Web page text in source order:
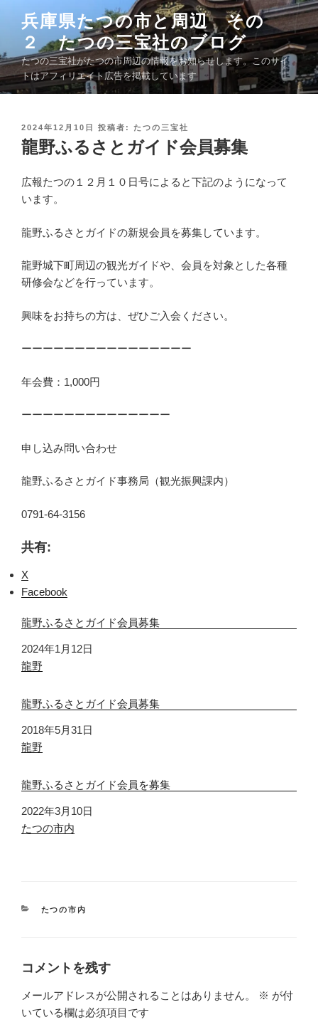
ン
ツ
へ
兵庫県たつの市と周辺 その
２ たつの三宝社のブログ
たつの三宝社がたつの市周辺の情報をお知らせします。このサイ
トはアフィリエイト広告を掲載しています
投
稿
日
2024年12月10日 投稿者: たつの三宝社
龍野ふるさとガイド会員募集
広報たつの１２月１０日号によると下記のようになって
います。
龍野ふるさとガイドの新規会員を募集しています。
龍野城下町周辺の観光ガイドや、会員を対象とした各種
研修会などを行っています。
興味をお持ちの方は、ぜひご入会ください。
ーーーーーーーーーーーーーーーー
年会費：1,000円
ーーーーーーーーーーーーーー
申し込み問い合わせ
龍野ふるさとガイド事務局（観光振興課内）
0791-64-3156
共有:
X
Facebook
龍野ふるさとガイド会員募集
日付
2024年1月12日
関連理由
龍野
龍野ふるさとガイド会員募集
日付
2018年5月31日
関連理由
龍野
龍野ふるさとガイド会員を募集
日付
2022年3月10日
関連理由
たつの市内
カ
たつの市内
コメントを残す
メールアドレスが公開されることはありません。 ※ が付
いている欄は必須項目です